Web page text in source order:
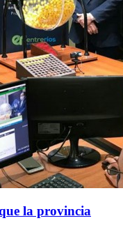
la provincia